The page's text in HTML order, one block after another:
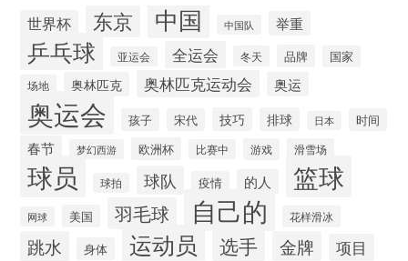
世界杯 东京 中国 中国队 举重
乒乓球 亚运会 全运会 冬天 品牌 国家
场地 奥林匹克 奥林匹克运动会 奥运
奥运会 孩子 宋代 技巧 排球 日本 时间
春节 梦幻西游 欧洲杯 比赛中 游戏 滑雪场
球员 球拍 球队 疫情 的人 篮球
网球 美国 羽毛球 自己的 花样滑冰
跳水 身体 运动员 选手 金牌 项目